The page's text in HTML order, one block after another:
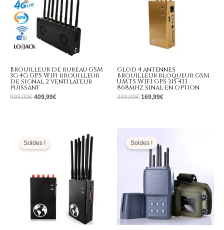
Brouilleur de bureau GSM
3G 4G GPS WiFi brouilleur
de signal 2 ventilateur
puissant
999,00€ 409,99€
Glod 4 antennes
brouilleur bloqueur GSM
UMTS WIFI GPS 315 433
868mhz sinal en option
399,00€ 169,99€
Soldes ! prix :
349,99€
399,99€
Soldes !
initial
était :
799,00€.
est :
359,99€.